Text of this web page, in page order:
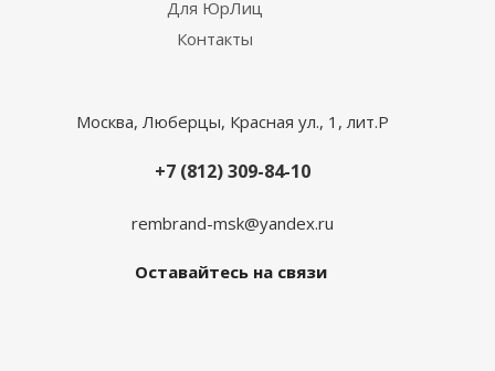
Для ЮрЛиц
Контакты
Москва, Люберцы, Красная ул., 1, лит.Р
+7 (812) 309-84-10
rembrand-msk@yandex.ru
Оставайтесь на связи